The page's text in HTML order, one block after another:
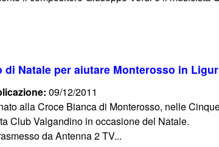
di Natale per aiutare Monterosso in
09/12/2011
alla Croce Bianca di Monterosso, nelle
Club Valgandino in occasione del Natale.
da Antenna 2 TV...